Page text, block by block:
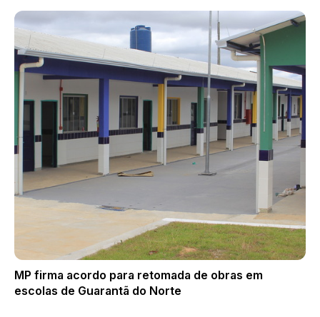
MP firma acordo para retomada de obras em
escolas de Guarantã do Norte